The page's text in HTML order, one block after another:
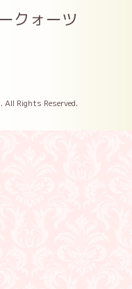
クォーツ
. All Rights Reserved.